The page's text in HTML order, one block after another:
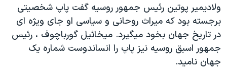
ولاديمير پوتين رئيس جمهور روسيه گفت پاپ شخصيتی
برجسته بود که ميراث روحانی و سياسی او جای ويژه ای
در تاريخ جهان بخود ميگيرد. ميخائيل گورباچوف ، رئيس
جمهور اسبق روسيه نيز پاپ را انساندوست شماره يک
جهان ناميد.